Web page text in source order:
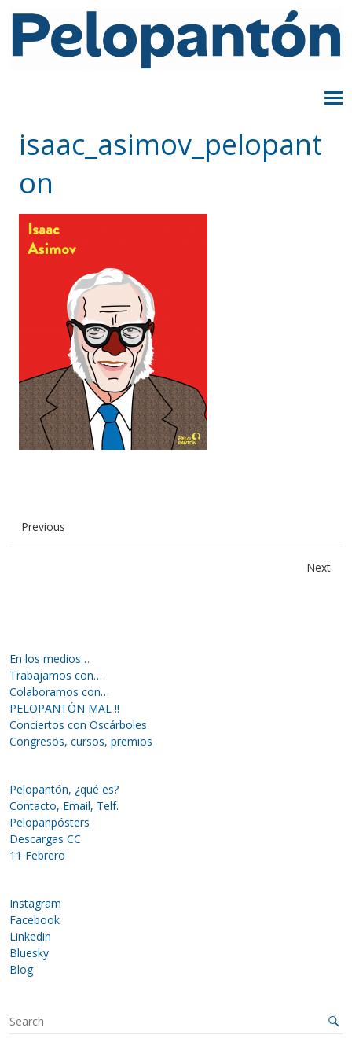
isaac_asimov_pelopant
on
Previous
Next
En los medios…
Trabajamos con…
Colaboramos con…
PELOPANTÓN MAL !!
Conciertos con Oscárboles
Congresos, cursos, premios
Pelopantón, ¿qué es?
Contacto, Email, Telf.
Pelopanpósters
Descargas CC
11 Febrero
Instagram
Facebook
Linkedin
Bluesky
Blog
S
e